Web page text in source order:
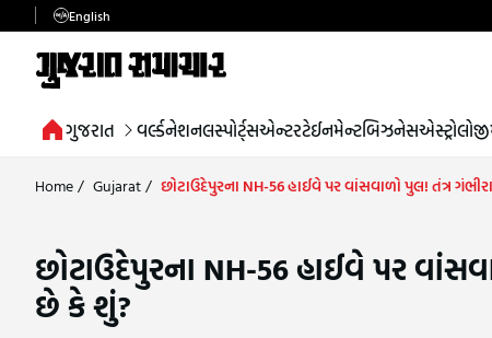
English
ગુજરાત વર્લ્ડનેશનલસ્પોર્ટ્સએન્ટરટેઈનમેન્ટબિઝનેસએસ્ટ્રોલોજી
Home/ Gujarat/ છોટાઉદેપુરના NH-56 હાઈવે પર વાંસવાળો પુલ! તંત્ર
છોટાઉદેપુરના NH-56 હાઈવે પર
છે કે શું?